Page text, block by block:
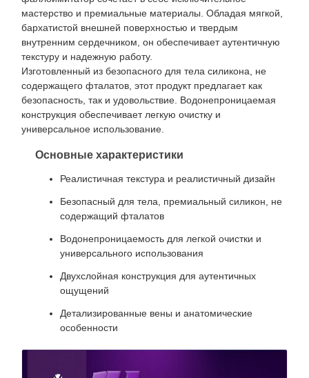
мастерство и премиальные материалы. Обладая мягкой,
бархатистой внешней поверхностью и твердым
внутренним сердечником, он обеспечивает аутентичную
текстуру и надежную работу.
Изготовленный из безопасного для тела силикона, не
содержащего фталатов, этот продукт предлагает как
безопасность, так и удовольствие. Водонепроницаемая
конструкция обеспечивает легкую очистку и
универсальное использование.
Основные характеристики
Реалистичная текстура и реалистичный дизайн
Безопасный для тела, премиальный силикон, не
содержащий фталатов
Водонепроницаемость для легкой очистки и
универсального использования
Двухслойная конструкция для аутентичных
ощущений
Детализированные вены и анатомические
особенности